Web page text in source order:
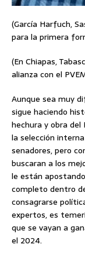
(García Harfuch,
para la primera
(En Chiapas,
alianza con el
Aunque sea muy
sigue haciendo
hechura y obra del
la selección
senadores, pero
buscaran a los
le están
completo dentro
consagrarse
expertos, es
que se vayan a
el 2024.